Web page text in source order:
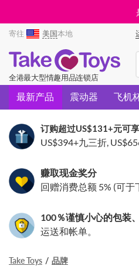
寄往 美国本地
全港最大型情趣用品连锁店
最新产品 震动器 飞机
订购超过US$131+元可
US$394+九三折,
赚取现金奖分
回赠消费总额 5% (可
100％谨慎小心的包装、
运送和帐单。
Take Toys 品牌